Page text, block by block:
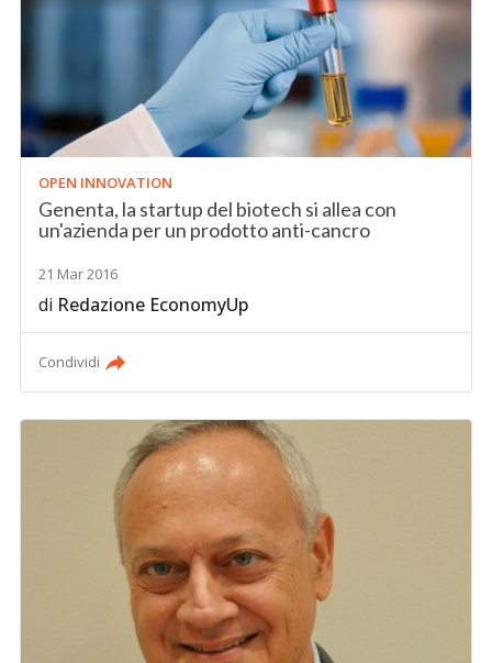
OPEN INNOVATION
Genenta, la startup del biotech si allea con
un'azienda per un prodotto anti-cancro
21 Mar 2016
di Redazione EconomyUp
Condividi